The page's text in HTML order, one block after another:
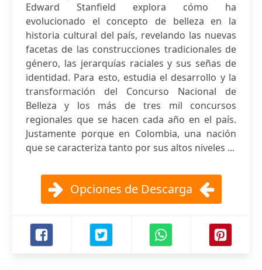
Edward Stanfield explora cómo ha
evolucionado el concepto de belleza en la
historia cultural del país, revelando las nuevas
facetas de las construcciones tradicionales de
género, las jerarquías raciales y sus señas de
identidad. Para esto, estudia el desarrollo y la
transformación del Concurso Nacional de
Belleza y los más de tres mil concursos
regionales que se hacen cada año en el país.
Justamente porque en Colombia, una nación
que se caracteriza tanto por sus altos niveles ...
Opciones de Descarga